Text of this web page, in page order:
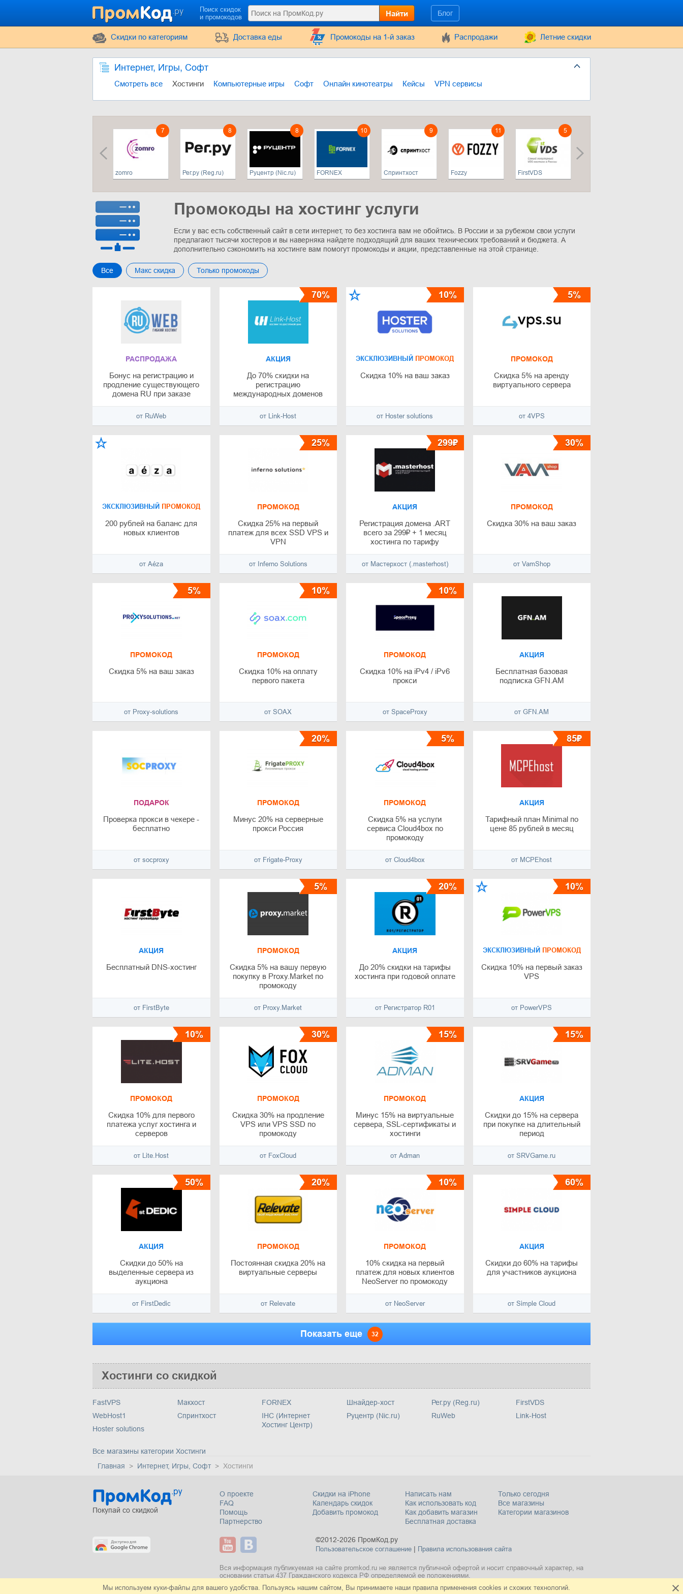
Поиск скидок
и промокодов
Найти Блог
Cкидки по категориям Доставка еды Промокоды на 1-й заказ Распродажи Летние скидки
Интернет, Игры, Софт
Смотреть все Хостинги Компьютерные игры Софт Онлайн кинотеатры Кейсы VPN сервисы
7
zomro
8
Рег.ру (Reg.ru)
8
Руцентр (Nic.ru)
10
FORNEX
9
Спринтхост
11
Fozzy
5
FirstVDS
Промокоды на хостинг услуги
Если у вас есть собственный сайт в сети интернет, то без хостинга вам не обойтись. В России и за рубежом свои услуги
предлагают тысячи хостеров и вы наверняка найдете подходящий для ваших технических требований и бюджета. А
дополнительно сэкономить на хостинге вам помогут промокоды и акции, представленные на этой странице.
Все Макс скидка Только промокоды
РАСПРОДАЖА
Бонус на регистрацию и
продление существующего
домена RU при заказе
1600₽
от RuWeb
АКЦИЯ
До 70% скидки на
регистрацию
международных доменов
от Link-Host
70%
ЭКСКЛЮЗИВНЫЙ ПРОМОКОД
Скидка 10% на ваш заказ
от Нoster solutions
10%
ПРОМОКОД
Скидка 5% на аренду
виртуального сервера
от 4VPS
5%
ЭКСКЛЮЗИВНЫЙ ПРОМОКОД
200 рублей на баланс для
новых клиентов
от Aéza
ПРОМОКОД
Скидка 25% на первый
платеж для всех SSD VPS и
VPN
от Inferno Solutions
25%
АКЦИЯ
Регистрация домена .ART
всего за 299₽ + 1 месяц
хостинга по тарифу
от Мастерхост (.masterhost)
299₽
ПРОМОКОД
Скидка 30% на ваш заказ
от VamShop
30%
ПРОМОКОД
Скидка 5% на ваш заказ
от Proxy-solutions
5%
ПРОМОКОД
Скидка 10% на оплату
первого пакета
от SOAX
10%
ПРОМОКОД
Скидка 10% на iPv4 / iPv6
прокси
от SpaceProxy
10%
АКЦИЯ
Бесплатная базовая
подписка GFN.AM
от GFN.AM
ПОДАРОК
Проверка прокси в чекере -
бесплатно
от socproxy
ПРОМОКОД
Минус 20% на серверные
прокси Россия
от Frigate-Proxy
20%
ПРОМОКОД
Скидка 5% на услуги
сервиса Cloud4box по
промокоду
от Cloud4box
5%
АКЦИЯ
Тарифный план Minimal по
цене 85 рублей в месяц
от MCPEhost
85₽
АКЦИЯ
Бесплатный DNS-хостинг
от FirstByte
ПРОМОКОД
Скидка 5% на вашу первую
покупку в Proxy.Market по
промокоду
от Proxy.Market
5%
АКЦИЯ
До 20% скидки на тарифы
хостинга при годовой оплате
от Регистратор R01
20%
ЭКСКЛЮЗИВНЫЙ ПРОМОКОД
Скидка 10% на первый заказ
VPS
от PowerVPS
10%
ПРОМОКОД
Скидка 10% для первого
платежа услуг хостинга и
серверов
от Lite.Host
10%
ПРОМОКОД
Скидка 30% на продление
VPS или VPS SSD по
промокоду
от FoxCloud
30%
ПРОМОКОД
Минус 15% на виртуальные
сервера, SSL-сертификаты и
хостинги
от Adman
15%
АКЦИЯ
Скидки до 15% на сервера
при покупке на длительный
период
от SRVGame.ru
15%
АКЦИЯ
Скидки до 50% на
выделенные сервера из
аукциона
от FirstDedic
50%
ПРОМОКОД
Постоянная скидка 20% на
виртуальные серверы
от Relevate
20%
ПРОМОКОД
10% скидка на первый
платеж для новых клиентов
NeoServer по промокоду
от NeoServer
10%
АКЦИЯ
Скидки до 60% на тарифы
для участников аукциона
от Simple Cloud
60%
Показать еще 32
Хостинги со скидкой
FastVPS
WebHost1
Нoster solutions
Макхост
Спринтхост
FORNEX
IHC (Интернет
Хостинг Центр)
Шнайдер-хост
Руцентр (Nic.ru)
Рег.ру (Reg.ru)
RuWeb
FirstVDS
Link-Host
Все магазины категории Хостинги
Главная
Интернет, Игры, Софт Хостинги
Покупай со скидкой
О проекте
FAQ
Помощь
Партнерство
Скидки на iPhone
Календарь скидок
Добавить промокод
Написать нам
Как использовать код
Как добавить магазин
Бесплатная доставка
Только сегодня
Все магазины
Категории магазинов
©2012-2026 ПромКод.ру
Пользовательское соглашение| Правила использования сайта
Вся информация публикуемая на сайте promkod.ru не является публичной офертой и носит справочный характер, на
основании статьи 437 Гражданского кодекса РФ определяемой ее положениями.
Мы используем куки-файлы для вашего удобства. Пользуясь нашим сайтом, Вы принимаете наши правила применения cookies и схожих технологий.